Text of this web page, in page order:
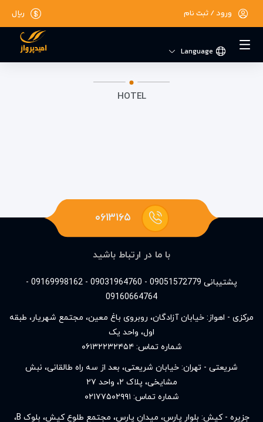
ریال ورود / ثبت نام
Language
HOTEL
۰۶۱۳۱۶۵
با ما در ارتباط باشید
پشتیبانی 09051572779 - 09031964760 - 09169998162 -
09160664764
مرکزی - اهواز: خیابان آزادگان، روبروی باغ معین، مجتمع شهریار، طبقه
اول، واحد یک
شماره تماس:۰۶۱۳۲۲۳۲۴۵۴
شریعتی - تهران: خیابان شریعتی، بعد از سه راه طالقانی، نبش
مشایخی، پلاک ۲، واحد ۲۷
شماره تماس: ۰۲۱۷۷۵۰۲۹۹۱
جزیره - کیش: بلوار پارس، میدان پارس، مجتمع طلوع کیش، بلوک B،